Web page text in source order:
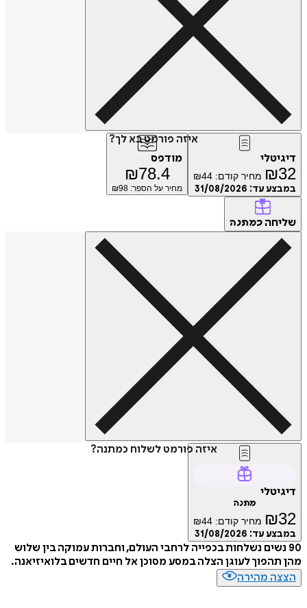
איזה פורמט בא לך?
₪ מחיר קודם: ₪44
עד:31/08/2026
מודפס
₪78.4
מחיר על הספר: ₪98
כמתנה
איזה פורמט לשלוח כמתנה?
₪ מחיר קודם: ₪44
עד:31/08/2026
נשים נשלחות בכפייה לרחבי העולם, וחברות עמוקה בין שלוש
לעוגן הצלה במסע מסוכן אל חיים חדשים בלואיזיאנה.
מהירה